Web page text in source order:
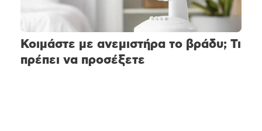
Κοιμάστε με ανεμιστήρα το βράδυ; Τι
πρέπει να προσέξετε